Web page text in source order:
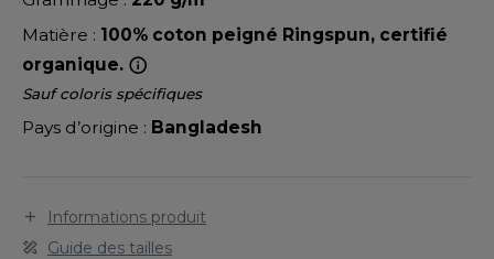
IN EUROPE
LABEL / TEAR AWAY
ROW
OF THE LOOM
OF THE LOOM VINTAGE
Matière : 100% coton peigné Ringspun, certifié
organique.
Sauf coloris spécifiques
Pays d’origine : Bangladesh
Informations produit
Guide des tailles